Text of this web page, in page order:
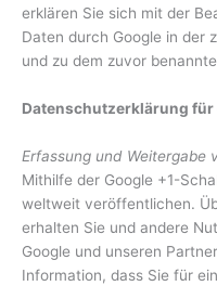
erklären Sie sich mit der
Daten durch Google in der
und zu dem zuvor
Datenschutzerklärung für
Erfassung und Weitergabe
Mithilfe der Google +1-
weltweit veröffentlichen.
erhalten Sie und andere
Google und unseren
Information, dass Sie für